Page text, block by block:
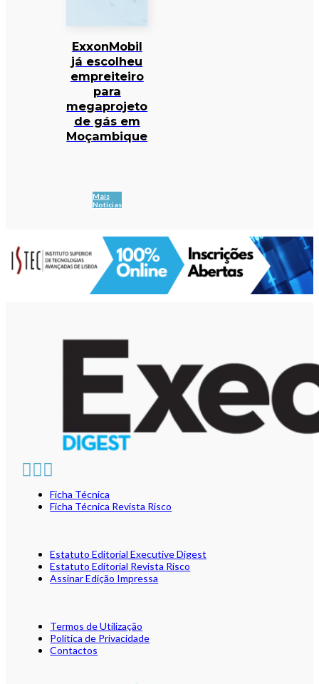
ExxonMobil
já escolheu
empreiteiro
para
megaprojeto
de gás em
Moçambique
Mais
Notícias
Ficha Técnica
Ficha Técnica Revista Risco
Estatuto Editorial Executive Digest
Estatuto Editorial Revista Risco
Assinar Edição Impressa
Termos de Utilização
Política de Privacidade
Contactos